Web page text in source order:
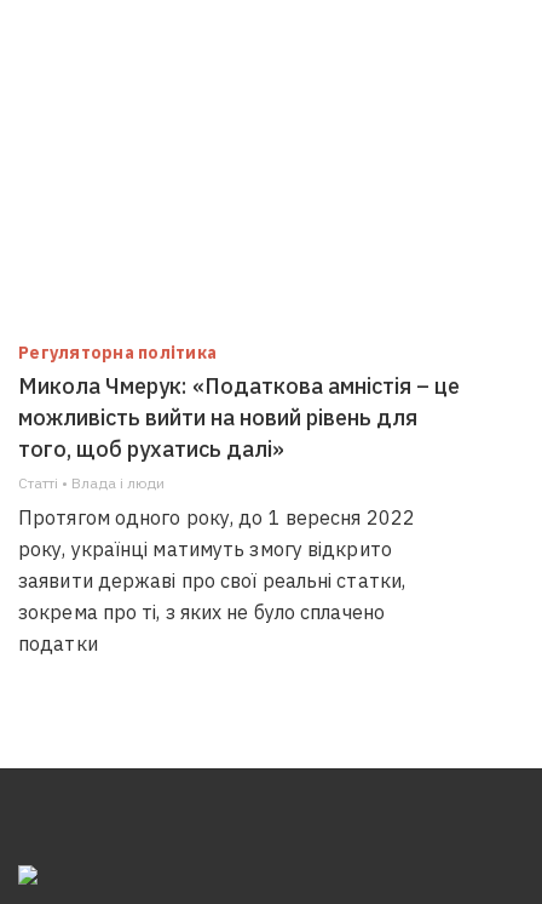
Регуляторна політика
Микола Чмерук: «Податкова амністія – це
можливість вийти на новий рівень для
того, щоб рухатись далі»
Статті • Влада i люди
Протягом одного року, до 1 вересня 2022
року, українці матимуть змогу відкрито
заявити державі про свої реальні статки,
зокрема про ті, з яких не було сплачено
податки